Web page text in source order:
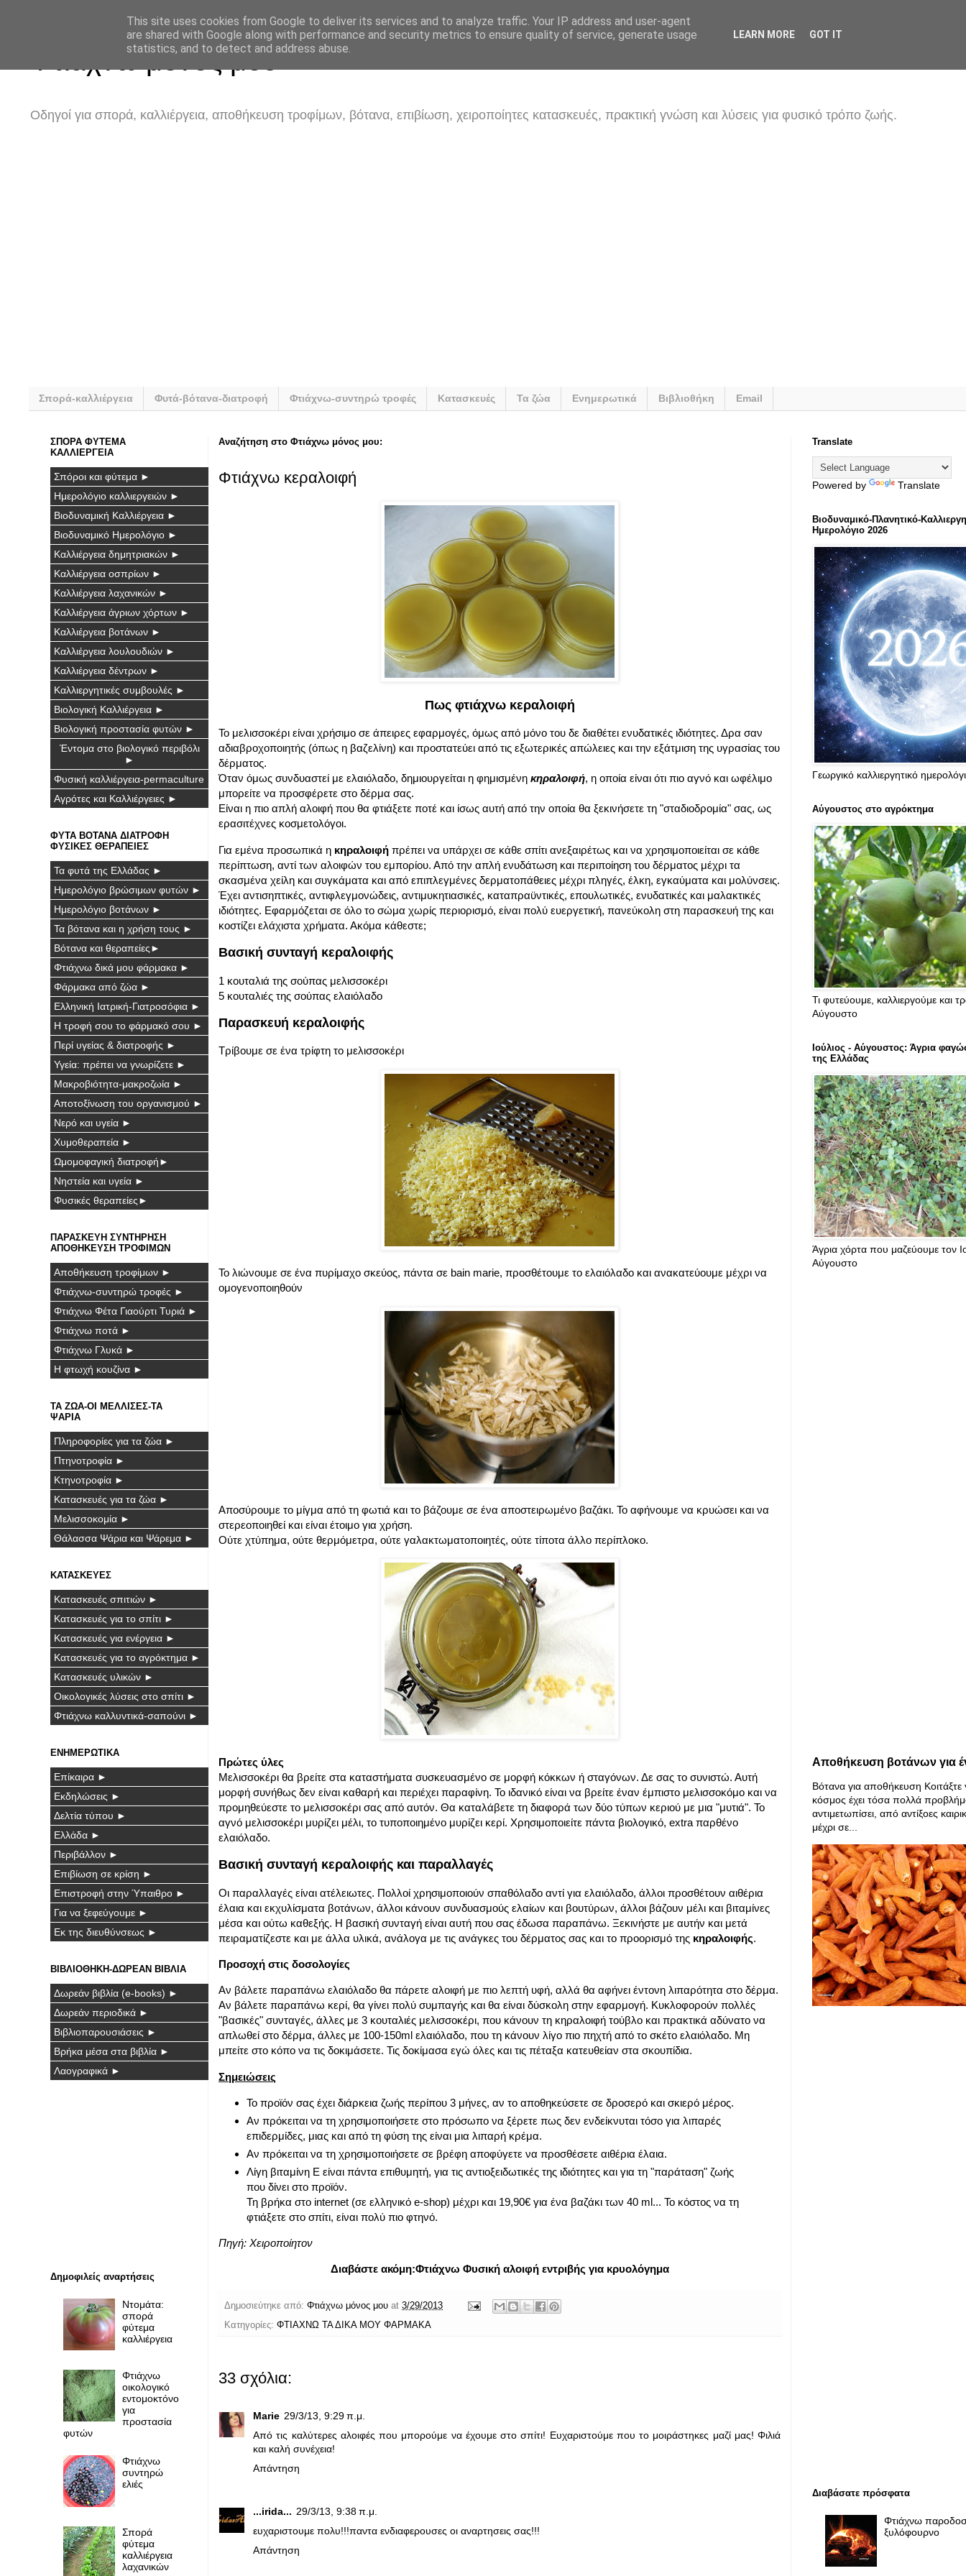
Φτιάχνω μόνος μου
Οδηγοί για σπορά, καλλιέργεια, αποθήκευση τροφίμων, βότανα, επιβίωση, χειροποίητες κατασκευές, πρακτική γνώση και λύσεις για φυσικό τρόπο ζωής.
Σπορά-καλλιέργεια Φυτά-βότανα-διατροφή Φτιάχνω-συντηρώ τροφές Κατασκευές Τα ζώα Ενημερωτικά Βιβλιοθήκη Email
Αναζήτηση στο Φτιάχνω μόνος μου:
Φτιάχνω κεραλοιφή
Πως φτιάχνω κεραλοιφή
Το μελισσοκέρι είναι χρήσιμο σε άπειρες εφαρμογές, όμως από μόνο του δε διαθέτει ενυδατικές ιδιότητες. Δρα σαν
αδιαβροχοποιητής (όπως η βαζελίνη) και προστατεύει από τις εξωτερικές απώλειες και την εξάτμιση της υγρασίας του
δέρματος.
Όταν όμως συνδυαστεί με ελαιόλαδο, δημιουργείται η φημισμένη κηραλοιφή, η οποία είναι ότι πιο αγνό και ωφέλιμο
μπορείτε να προσφέρετε στο δέρμα σας.
Είναι η πιο απλή αλοιφή που θα φτιάξετε ποτέ και ίσως αυτή από την οποία θα ξεκινήσετε τη "σταδιοδρομία" σας, ως
ερασιτέχνες κοσμετολόγοι.
Για εμένα προσωπικά η κηραλοιφή πρέπει να υπάρχει σε κάθε σπίτι ανεξαιρέτως και να χρησιμοποιείται σε κάθε
περίπτωση, αντί των αλοιφών του εμπορίου. Από την απλή ενυδάτωση και περιποίηση του δέρματος μέχρι τα
σκασμένα χείλη και συγκάματα και από επιπλεγμένες δερματοπάθειες μέχρι πληγές, έλκη, εγκαύματα και μολύνσεις.
Έχει αντισηπτικές, αντιφλεγμονώδεις, αντιμυκητιασικές, καταπραϋντικές, επουλωτικές, ενυδατικές και μαλακτικές
ιδιότητες. Εφαρμόζεται σε όλο το σώμα χωρίς περιορισμό, είναι πολύ ευεργετική, πανεύκολη στη παρασκευή της και
κοστίζει ελάχιστα χρήματα. Ακόμα κάθεστε;
Βασική συνταγή κεραλοιφής
1 κουταλιά της σούπας μελισσοκέρι
5 κουταλιές της σούπας ελαιόλαδο
Παρασκευή κεραλοιφής
Τρίβουμε σε ένα τρίφτη το μελισσοκέρι
Το λιώνουμε σε ένα πυρίμαχο σκεύος, πάντα σε bain marie, προσθέτουμε το ελαιόλαδο και ανακατεύουμε μέχρι να
ομογενοποιηθούν
Αποσύρουμε το μίγμα από τη φωτιά και το βάζουμε σε ένα αποστειρωμένο βαζάκι. Το αφήνουμε να κρυώσει και να
στερεοποιηθεί και είναι έτοιμο για χρήση.
Ούτε χτύπημα, ούτε θερμόμετρα, ούτε γαλακτωματοποιητές, ούτε τίποτα άλλο περίπλοκο.
Πρώτες ύλες
Μελισσοκέρι θα βρείτε στα καταστήματα συσκευασμένο σε μορφή κόκκων ή σταγόνων. Δε σας το συνιστώ. Αυτή
μορφή συνήθως δεν είναι καθαρή και περιέχει παραφίνη. Το ιδανικό είναι να βρείτε έναν έμπιστο μελισσοκόμο και να
προμηθεύεστε το μελισσοκέρι σας από αυτόν. Θα καταλάβετε τη διαφορά των δύο τύπων κεριού με μια "μυτιά". Το
αγνό μελισσοκέρι μυρίζει μέλι, το τυποποιημένο μυρίζει κερί. Χρησιμοποιείτε πάντα βιολογικό, extra παρθένο
ελαιόλαδο.
Βασική συνταγή κεραλοιφής και παραλλαγές
Οι παραλλαγές είναι ατέλειωτες. Πολλοί χρησιμοποιούν σπαθόλαδο αντί για ελαιόλαδο, άλλοι προσθέτουν αιθέρια
έλαια και εκχυλίσματα βοτάνων, άλλοι κάνουν συνδυασμούς ελαίων και βουτύρων, άλλοι βάζουν μέλι και βιταμίνες
μέσα και ούτω καθεξής. Η βασική συνταγή είναι αυτή που σας έδωσα παραπάνω. Ξεκινήστε με αυτήν και μετά
πειραματίζεστε και με άλλα υλικά, ανάλογα με τις ανάγκες του δέρματος σας και το προορισμό της κηραλοιφής.
Προσοχή στις δοσολογίες
Αν βάλετε παραπάνω ελαιόλαδο θα πάρετε αλοιφή με πιο λεπτή υφή, αλλά θα αφήνει έντονη λιπαρότητα στο δέρμα.
Αν βάλετε παραπάνω κερί, θα γίνει πολύ συμπαγής και θα είναι δύσκολη στην εφαρμογή. Κυκλοφορούν πολλές
"βασικές" συνταγές, άλλες με 3 κουταλιές μελισσοκέρι, που κάνουν τη κηραλοιφή τούβλο και πρακτικά αδύνατο να
απλωθεί στο δέρμα, άλλες με 100-150ml ελαιόλαδο, που τη κάνουν λίγο πιο πηχτή από το σκέτο ελαιόλαδο. Μη
μπείτε στο κόπο να τις δοκιμάσετε. Τις δοκίμασα εγώ όλες και τις πέταξα κατευθείαν στα σκουπίδια.
Σημειώσεις
Το προϊόν σας έχει διάρκεια ζωής περίπου 3 μήνες, αν το αποθηκεύσετε σε δροσερό και σκιερό μέρος.
Αν πρόκειται να τη χρησιμοποιήσετε στο πρόσωπο να ξέρετε πως δεν ενδείκνυται τόσο για λιπαρές
επιδερμίδες, μιας και από τη φύση της είναι μια λιπαρή κρέμα.
Αν πρόκειται να τη χρησιμοποιήσετε σε βρέφη αποφύγετε να προσθέσετε αιθέρια έλαια.
Λίγη βιταμίνη Ε είναι πάντα επιθυμητή, για τις αντιοξειδωτικές της ιδιότητες και για τη "παράταση" ζωής
που δίνει στο προϊόν.
Τη βρήκα στο internet (σε ελληνικό e-shop) μέχρι και 19,90€ για ένα βαζάκι των 40 ml... Το κόστος να τη
φτιάξετε στο σπίτι, είναι πολύ πιο φτηνό.
Πηγή: Χειροποίητον
Διαβάστε ακόμη:Φτιάχνω Φυσική αλοιφή εντριβής για κρυολόγημα
Δημοσιεύτηκε από: Φτιάχνω μόνος μου at 3/29/2013
Κατηγορίες: ΦΤΙΑΧΝΩ ΤΑ ΔΙΚΑ ΜΟΥ ΦΑΡΜΑΚΑ
33 σχόλια:
Marie 29/3/13, 9:29 π.μ.
Από τις καλύτερες αλοιφές που μπορούμε να έχουμε στο σπίτι! Ευχαριστούμε που το μοιράστηκες μαζί μας! Φιλιά
και καλή συνέχεια!
Απάντηση
...irida... 29/3/13, 9:38 π.μ.
ευχαριστουμε πολυ!!!παντα ενδιαφερουσες οι αναρτησεις σας!!!
Απάντηση
ΣΠΟΡΑ ΦΥΤΕΜΑ
ΚΑΛΛΙΕΡΓΕΙΑ
Σπόροι και φύτεμα ►
Ημερολόγιο καλλιεργειών ►
Βιοδυναμική Καλλιέργεια ►
Βιοδυναμικό Ημερολόγιο ►
Καλλιέργεια δημητριακών ►
Καλλιέργεια οσπρίων ►
Καλλιέργεια λαχανικών ►
Καλλιέργεια άγριων χόρτων ►
Καλλιέργεια βοτάνων ►
Καλλιέργεια λουλουδιών ►
Καλλιέργεια δέντρων ►
Καλλιεργητικές συμβουλές ►
Βιολογική Καλλιέργεια ►
Βιολογική προστασία φυτών ►
Έντομα στο βιολογικό περιβόλι
►
Φυσική καλλιέργεια-permaculture
Αγρότες και Καλλιέργειες ►
ΦΥΤΑ ΒΟΤΑΝΑ ΔΙΑΤΡΟΦΗ
ΦΥΣΙΚΕΣ ΘΕΡΑΠΕΙΕΣ
Τα φυτά της Ελλάδας ►
Ημερολόγιο βρώσιμων φυτών ►
Ημερολόγιο βοτάνων ►
Τα βότανα και η χρήση τους ►
Βότανα και θεραπείες►
Φτιάχνω δικά μου φάρμακα ►
Φάρμακα από ζώα ►
Ελληνική Ιατρική-Γιατροσόφια ►
Η τροφή σου το φάρμακό σου ►
Περί υγείας & διατροφής ►
Υγεία: πρέπει να γνωρίζετε ►
Μακροβιότητα-μακροζωία ►
Αποτοξίνωση του οργανισμού ►
Νερό και υγεία ►
Χυμοθεραπεία ►
Ωμομοφαγική διατροφή►
Νηστεία και υγεία ►
Φυσικές θεραπείες►
ΠΑΡΑΣΚΕΥΗ ΣΥΝΤΗΡΗΣΗ
ΑΠΟΘΗΚΕΥΣΗ ΤΡΟΦΙΜΩΝ
Αποθήκευση τροφίμων ►
Φτιάχνω-συντηρώ τροφές ►
Φτιάχνω Φέτα Γιαούρτι Τυριά ►
Φτιάχνω ποτά ►
Φτιάχνω Γλυκά ►
Η φτωχή κουζίνα ►
ΤΑ ΖΩΑ-ΟΙ ΜΕΛΛΙΣΕΣ-ΤΑ
ΨΑΡΙΑ
Πληροφορίες για τα ζώα ►
Πτηνοτροφία ►
Κτηνοτροφία ►
Κατασκευές για τα ζώα ►
Μελισσοκομία ►
Θάλασσα Ψάρια και Ψάρεμα ►
ΚΑΤΑΣΚΕΥΕΣ
Κατασκευές σπιτιών ►
Κατασκευές για το σπίτι ►
Κατασκευές για ενέργεια ►
Κατασκευές για το αγρόκτημα ►
Κατασκευές υλικών ►
Οικολογικές λύσεις στο σπίτι ►
Φτιάχνω καλλυντικά-σαπούνι ►
ΕΝΗΜΕΡΩΤΙΚΑ
Επίκαιρα ►
Εκδηλώσεις ►
Δελτία τύπου ►
Ελλάδα ►
Περιβάλλον ►
Επιβίωση σε κρίση ►
Επιστροφή στην Ύπαιθρο ►
Για να ξεφεύγουμε ►
Εκ της διευθύνσεως ►
ΒΙΒΛΙΟΘΗΚΗ-ΔΩΡΕΑΝ ΒΙΒΛΙΑ
Δωρεάν βιβλία (e-books) ►
Δωρεάν περιοδικά ►
Βιβλιοπαρουσιάσεις ►
Βρήκα μέσα στα βιβλία ►
Λαογραφικά ►
Δημοφιλείς αναρτήσεις
Ντομάτα:
σπορά
φύτεμα
καλλιέργεια
Φτιάχνω
οικολογικό
εντομοκτόνο
για
προστασία
φυτών
Φτιάχνω
συντηρώ
ελιές
Σπορά
φύτεμα
καλλιέργεια
λαχανικών
Translate
Powered by Translate
Βιοδυναμικό-Πλανητικό-
Ημερολόγιο 2026
Γεωργικό καλλιεργητικό
Αύγουστος στο αγρόκτημα
Τι φυτεύουμε, καλλιεργούμε και
Αύγουστο
Ιούλιος - Αύγουστος: Άγρια
της Ελλάδας
Άγρια χόρτα που μαζεύουμε τον
Αύγουστο
Αποθήκευση βοτάνων για
Βότανα για αποθήκευση
κόσμος έχει τόσα πολλά
αντιμετωπίσει, από αντίξοες
μέχρι σε...
Διαβάσατε πρόσφατα
Φτιάχνω
ξυλόφουρνο
This site uses cookies from Google to deliver its services and to analyze traffic. Your IP address and user-agent
are shared with Google along with performance and security metrics to ensure quality of service, generate usage
statistics, and to detect and address abuse.
LEARN MORE GOT IT